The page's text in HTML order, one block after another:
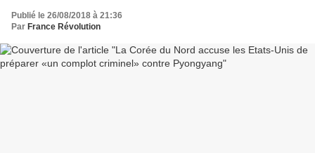
Publié le 26/08/2018 à 21:36
Par France Révolution